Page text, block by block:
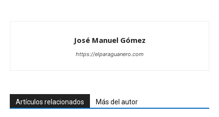
José Manuel Gómez
https://elparaguanero.com
Artículos relacionados Más del autor